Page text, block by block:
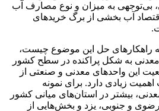
بی‌توجهی به میزان و نوع مصارف آب
آب بخشی از برگ خریدهای
راهکارهای حل این موضوع چیست،
معدنی به شکل پراکنده در سطح کشور
این واحدهای معدنی و صنعتی از
زیادی دارد. برای نمونه
بیشتر در استان‌های میانی کشور
و جنوبی، یزد و بخش‌هایی از